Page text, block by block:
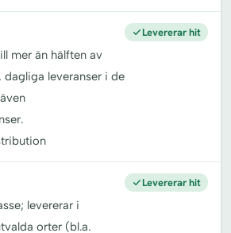
mer än hälften av
dagliga leveranser i de
Levererar hit
levererar i
orter (bl.a.
Levererar hit